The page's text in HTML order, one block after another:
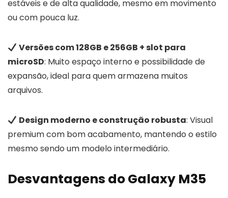
estáveis e de alta qualidade, mesmo em movimento
ou com pouca luz.
Versões com 128GB e 256GB + slot para
microSD: Muito espaço interno e possibilidade de
expansão, ideal para quem armazena muitos
arquivos.
Design moderno e construção robusta: Visual
premium com bom acabamento, mantendo o estilo
mesmo sendo um modelo intermediário.
Desvantagens do Galaxy M35